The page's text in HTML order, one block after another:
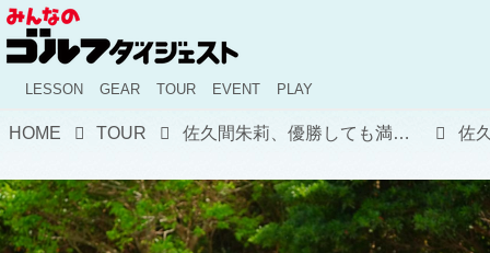
LESSON GEAR TOUR EVENT PLAY
HOME TOUR 佐久間朱莉、優勝しても満足しない!? 「80点」のゴルフと先を見据えた取り組み【国内女子ツアー】